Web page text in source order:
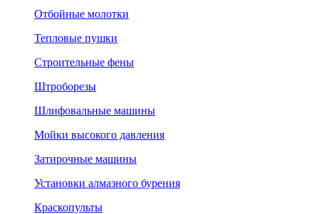
Отбойные молотки
Тепловые пушки
Строительные фены
Штроборезы
Шлифовальные машины
Мойки высокого давления
Затирочные машины
Установки алмазного бурения
Краскопульты